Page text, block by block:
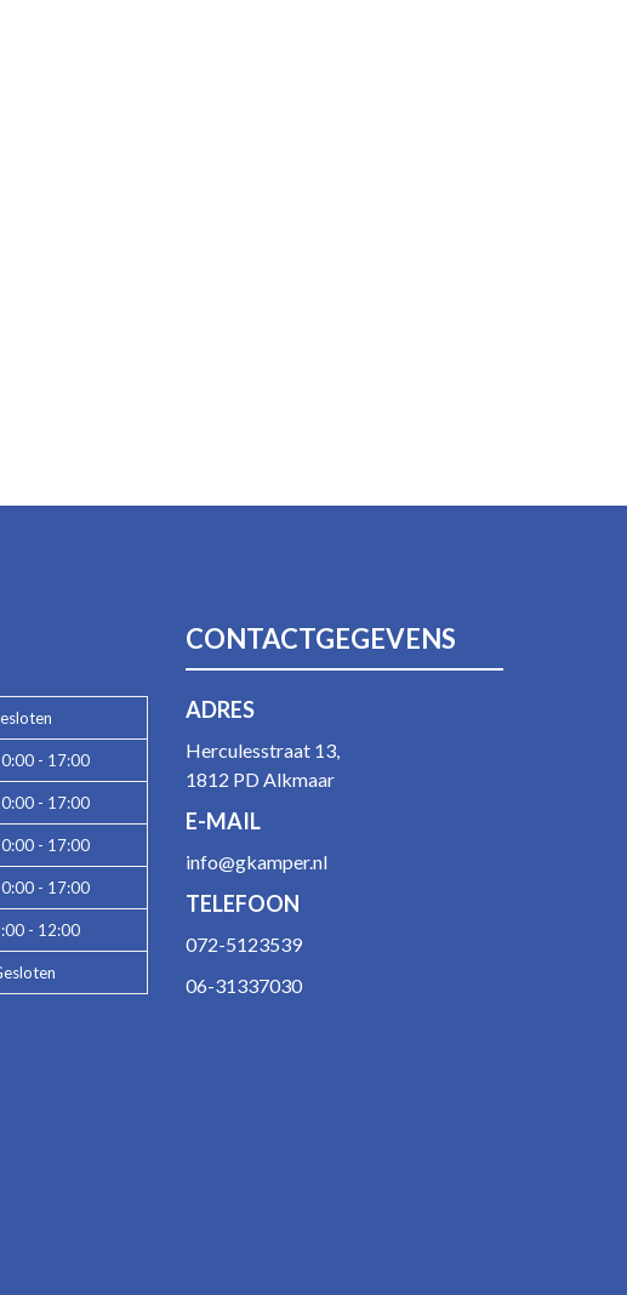
- 17:00
- 17:00
- 17:00
- 17:00
- 12:00
CONTACTGEGEVENS
ADRES
Herculesstraat 13,
1812 PD Alkmaar
E-MAIL
info@gkamper.nl
TELEFOON
072-5123539
06-31337030